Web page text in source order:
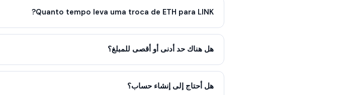
Quanto tempo leva uma troca de ETH para LINK?
هل هناك حد أدنى أو أقصى للمبلغ؟
هل أحتاج إلى إنشاء حساب؟